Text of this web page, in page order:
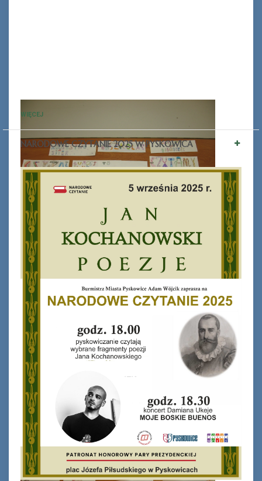
Ferie_2017_ODD_1.JPG
WIĘCEJ
NARODOWE CZYTANIE 2025 W PYSKOWICA